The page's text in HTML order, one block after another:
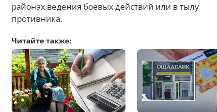
районах ведения боевых действий или в тылу
противника.
Читайте также: